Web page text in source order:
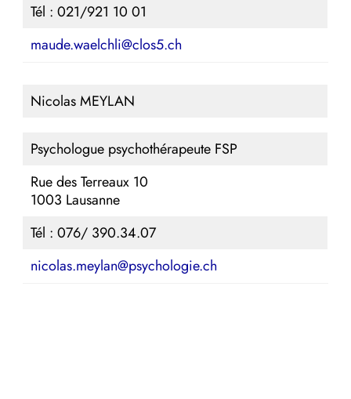
Tél : 021/921 10 01
maude.waelchli@clos5.ch
Nicolas MEYLAN
Psychologue psychothérapeute FSP
Rue des Terreaux 10
1003 Lausanne
Tél : 076/ 390.34.07
nicolas.meylan@psychologie.ch